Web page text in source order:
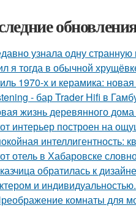
узнала одну странную
я тогда в обычной
1970-х и керамика:
- бар Trader Hifi в
жизнь деревянного
интерьер построен на
интеллигентность:
отель в Хабаровске
обратилась к
и индивидуальностью.
комнаты для